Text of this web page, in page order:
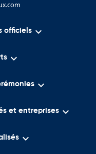
officiels 


et entreprises 
